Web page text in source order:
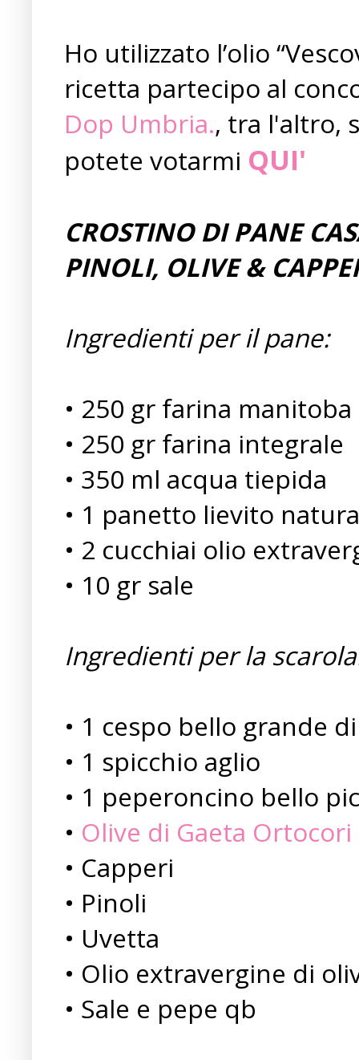
Ho utilizzato l’olio
ricetta partecipo al
Dop Umbria., tra l'altro,
potete votarmi QUI'
CROSTINO DI PANE
PINOLI, OLIVE &
Ingredienti per il pane:
• 250 gr farina manitoba
• 250 gr farina integrale
• 350 ml acqua tiepida
• 1 panetto lievito
• 2 cucchiai olio
• 10 gr sale
Ingredienti per la
• 1 cespo bello grande
• 1 spicchio aglio
• 1 peperoncino bello
• Olive di Gaeta Ortocori
• Capperi
• Pinoli
• Uvetta
• Olio extravergine di
• Sale e pepe qb